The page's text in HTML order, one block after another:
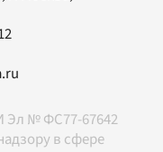
Эл № ФС77-67642
в сфере